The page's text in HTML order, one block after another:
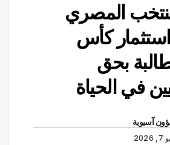
المصري
كأس
بحق
في الحياة
آسيوية